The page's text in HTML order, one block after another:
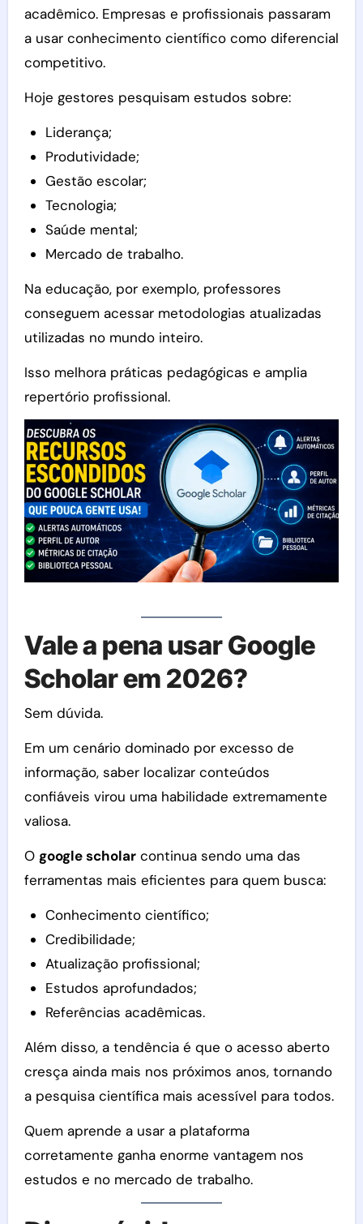
acadêmico. Empresas e profissionais passaram
a usar conhecimento científico como diferencial
competitivo.
Hoje gestores pesquisam estudos sobre:
Liderança;
Produtividade;
Gestão escolar;
Tecnologia;
Saúde mental;
Mercado de trabalho.
Na educação, por exemplo, professores
conseguem acessar metodologias atualizadas
utilizadas no mundo inteiro.
Isso melhora práticas pedagógicas e amplia
repertório profissional.
Vale a pena usar Google
Scholar em 2026?
Sem dúvida.
Em um cenário dominado por excesso de
informação, saber localizar conteúdos
confiáveis virou uma habilidade extremamente
valiosa.
O google scholarcontinua sendo uma das
ferramentas mais eficientes para quem busca:
Conhecimento científico;
Credibilidade;
Atualização profissional;
Estudos aprofundados;
Referências acadêmicas.
Além disso, a tendência é que o acesso aberto
cresça ainda mais nos próximos anos, tornando
a pesquisa científica mais acessível para todos.
Quem aprende a usar a plataforma
corretamente ganha enorme vantagem nos
estudos e no mercado de trabalho.